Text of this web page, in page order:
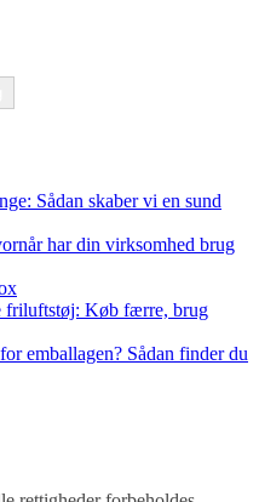
Sådan skaber vi en sund
har din virksomhed brug
friluftstøj: Køb færre, brug
emballagen? Sådan finder du